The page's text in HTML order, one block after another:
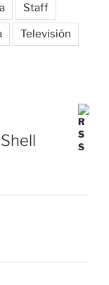
Staff
Televisión